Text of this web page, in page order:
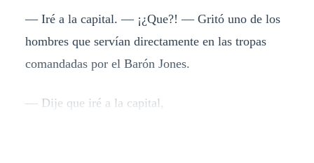
— Iré a la capital. — ¡¿Que?! — Gritó uno de los
hombres que servían directamente en las tropas
comandadas por el Barón Jones.
— Dije que iré a la capital,